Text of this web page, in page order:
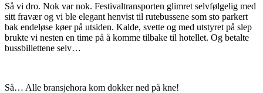
Så vi dro. Nok var nok. Festivaltransporten glimret selvfølgelig med
sitt fravær og vi ble elegant henvist til rutebussene som sto parkert
bak endeløse køer på utsiden. Kalde, svette og med utstyret på slep
brukte vi nesten en time på å komme tilbake til hotellet. Og betalte
bussbillettene selv…
Så… Alle bransjehora kom dokker ned på kne!